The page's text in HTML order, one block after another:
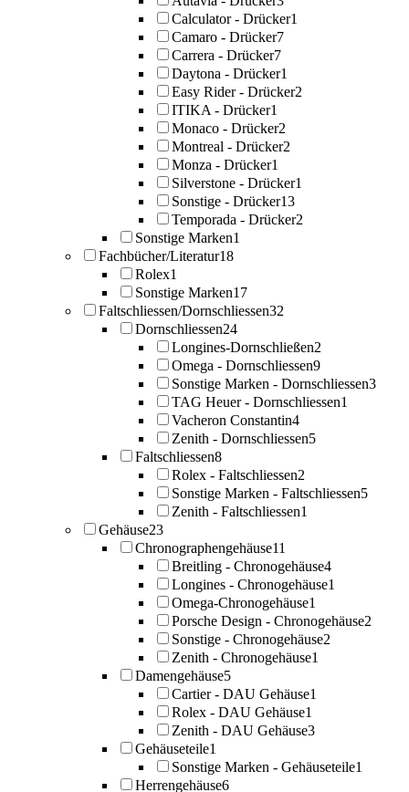
Calculator - Drücker1
Camaro - Drücker7
Carrera - Drücker7
Daytona - Drücker1
Easy Rider - Drücker2
ITIKA - Drücker1
Monaco - Drücker2
Montreal - Drücker2
Monza - Drücker1
Silverstone - Drücker1
Sonstige - Drücker13
Temporada - Drücker2
Sonstige Marken1
Fachbücher/Literatur18
Rolex1
Sonstige Marken17
Faltschliessen/Dornschliessen32
Dornschliessen24
Longines-Dornschließen2
Omega - Dornschliessen9
Sonstige Marken - Dornschliessen3
TAG Heuer - Dornschliessen1
Vacheron Constantin4
Zenith - Dornschliessen5
Faltschliessen8
Rolex - Faltschliessen2
Sonstige Marken - Faltschliessen5
Zenith - Faltschliessen1
Gehäuse23
Chronographengehäuse11
Breitling - Chronogehäuse4
Longines - Chronogehäuse1
Omega-Chronogehäuse1
Porsche Design - Chronogehäuse2
Sonstige - Chronogehäuse2
Zenith - Chronogehäuse1
Damengehäuse5
Cartier - DAU Gehäuse1
Rolex - DAU Gehäuse1
Zenith - DAU Gehäuse3
Gehäuseteile1
Sonstige Marken - Gehäuseteile1
Herrengehäuse6